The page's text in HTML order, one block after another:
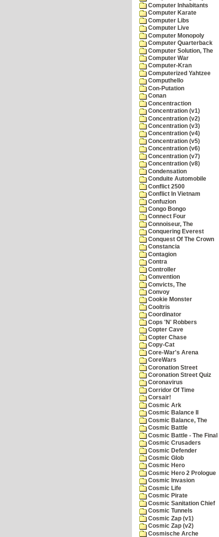
Computer Inhabitants
Computer Karate
Computer Libs
Computer Live
Computer Monopoly
Computer Quarterback
Computer Solution, The
Computer War
Computer-Kran
Computerized Yahtzee
Computhello
Con-Putation
Conan
Concentraction
Concentration (v1)
Concentration (v2)
Concentration (v3)
Concentration (v4)
Concentration (v5)
Concentration (v6)
Concentration (v7)
Concentration (v8)
Condensation
Conduite Automobile
Conflict 2500
Conflict In Vietnam
Confuzion
Congo Bongo
Connect Four
Connoiseur, The
Conquering Everest
Conquest Of The Crown
Constancia
Contagion
Contra
Controller
Convention
Convicts, The
Convoy
Cookie Monster
Cooltris
Coordinator
Cops 'N' Robbers
Copter Cave
Copter Chase
Copy-Cat
Core-War's Arena
CoreWars
Coronation Street
Coronation Street Quiz
Coronavirus
Corridor Of Time
Corsair!
Cosmic Ark
Cosmic Balance II
Cosmic Balance, The
Cosmic Battle
Cosmic Battle - The
Cosmic Crusaders
Cosmic Defender
Cosmic Glob
Cosmic Hero
Cosmic Hero 2 Prologue
Cosmic Invasion
Cosmic Life
Cosmic Pirate
Cosmic Sanitation Chief
Cosmic Tunnels
Cosmic Zap (v1)
Cosmic Zap (v2)
Cosmische Arche